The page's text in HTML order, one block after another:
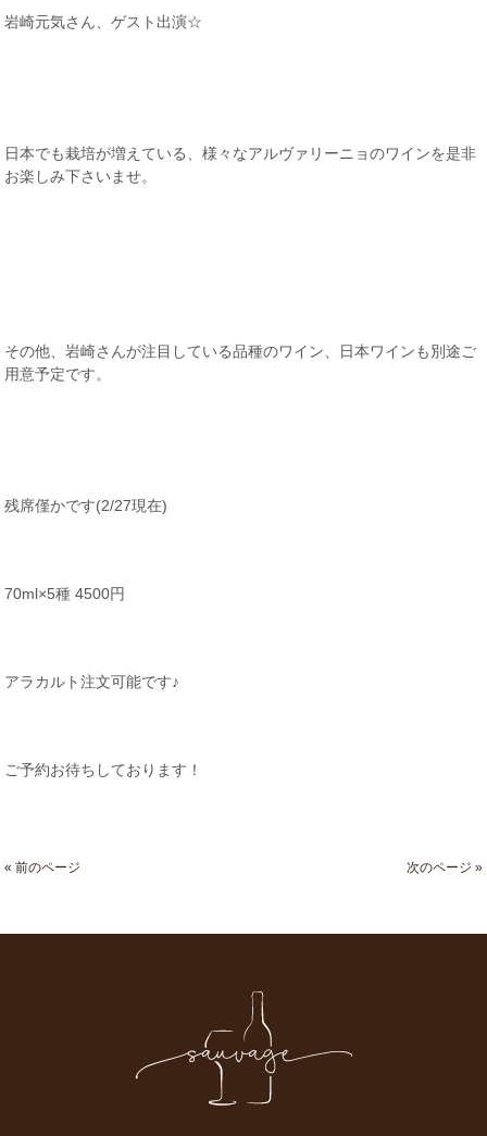
岩崎元気さん、ゲスト出演☆
日本でも栽培が増えている、様々なアルヴァリーニョのワインを是非
お楽しみ下さいませ。
その他、岩崎さんが注目している品種のワイン、日本ワインも別途ご
用意予定です。
残席僅かです(2/27現在)
70ml×5種 4500円
アラカルト注文可能です♪
ご予約お待ちしております！
« 前のページ 次のページ »